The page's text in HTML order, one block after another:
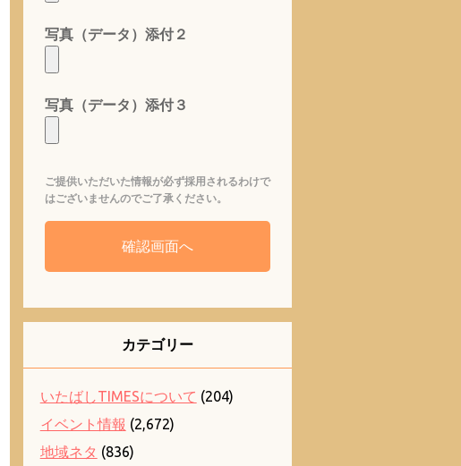
写真（データ）添付２
写真（データ）添付３
ご提供いただいた情報が必ず採用されるわけで
はございませんのでご了承ください。
カテゴリー
いたばしTIMESについて (204)
イベント情報 (2,672)
地域ネタ (836)